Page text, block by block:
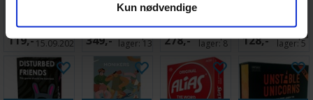
Kun nødvendige
Hollow -
SVENSK
119,-15.09.2026
TRIO
Brettspill
349,- lager: 13
Brettspill
278,- lager:8
Utvidelse 1
128,- Antall på
lager:5